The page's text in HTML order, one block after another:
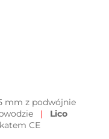
mm z podwójnie
|
Lico
CE